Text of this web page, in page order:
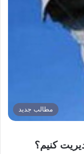
مطالب جدید
کنیم؟